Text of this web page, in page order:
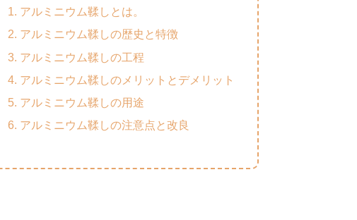
アルミニウム鞣しとは。
アルミニウム鞣しの歴史と特徴
アルミニウム鞣しの工程
アルミニウム鞣しのメリットとデメリット
アルミニウム鞣しの用途
アルミニウム鞣しの注意点と改良